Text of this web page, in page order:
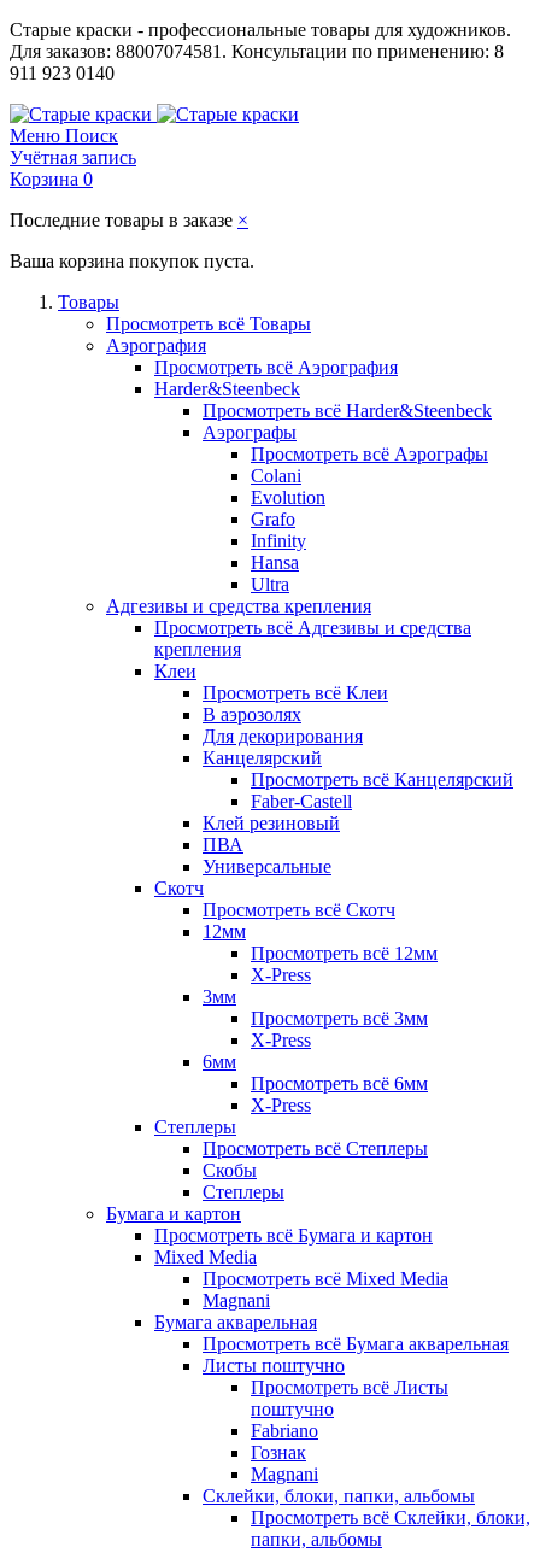
Старые краски - профессиональные товары для художников.
Для заказов: 88007074581. Консультации по применению: 8
911 923 0140
Меню Поиск
Учётная запись
Корзина 0
Последние товары в заказе ×
Ваша корзина покупок пуста.
Товары
Просмотреть всё Товары
Аэрография
Просмотреть всё Аэрография
Harder&Steenbeck
Просмотреть всё Harder&Steenbeck
Аэрографы
Просмотреть всё Аэрографы
Colani
Evolution
Grafo
Infinity
Hansa
Ultra
Адгезивы и средства крепления
Просмотреть всё Адгезивы и средства
крепления
Клеи
Просмотреть всё Клеи
В аэрозолях
Для декорирования
Канцелярский
Просмотреть всё Канцелярский
Faber-Castell
Клей резиновый
ПВА
Универсальные
Скотч
Просмотреть всё Скотч
12мм
Просмотреть всё 12мм
X-Press
3мм
Просмотреть всё 3мм
X-Press
6мм
Просмотреть всё 6мм
X-Press
Степлеры
Просмотреть всё Степлеры
Скобы
Степлеры
Бумага и картон
Просмотреть всё Бумага и картон
Mixed Media
Просмотреть всё Mixed Media
Magnani
Бумага акварельная
Просмотреть всё Бумага акварельная
Листы поштучно
Просмотреть всё Листы
поштучно
Fabriano
Гознак
Magnani
Склейки, блоки, папки, альбомы
Просмотреть всё Склейки, блоки,
папки, альбомы